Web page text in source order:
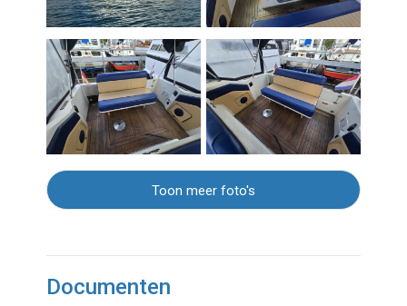
Toon meer foto's
Documenten